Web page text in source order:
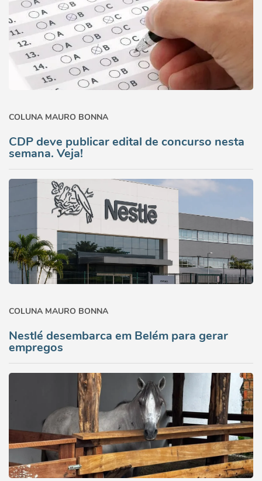
COLUNA MAURO BONNA
CDP deve publicar edital de concurso nesta
semana. Veja!
COLUNA MAURO BONNA
Nestlé desembarca em Belém para gerar
empregos